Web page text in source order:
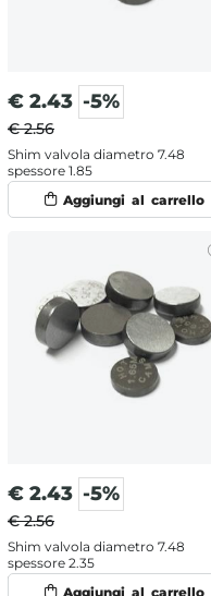
€ 2.43 -5%
€ 2.56
Shim valvola diametro 7.48
spessore 1.85
€ 2.43 -5%
€ 2.56
Shim valvola diametro 7.48
spessore 2.35